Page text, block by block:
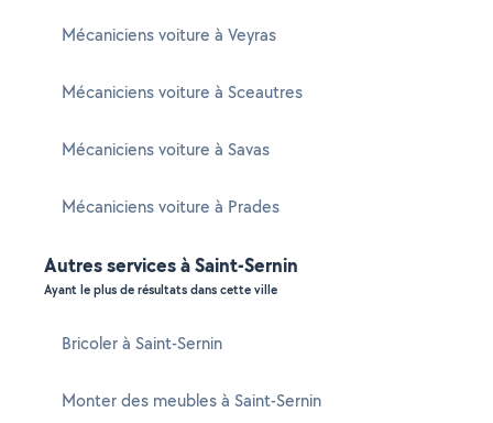
Mécaniciens voiture à Veyras
Mécaniciens voiture à Sceautres
Mécaniciens voiture à Savas
Mécaniciens voiture à Prades
Autres services à Saint-Sernin
Ayant le plus de résultats dans cette ville
Bricoler à Saint-Sernin
Monter des meubles à Saint-Sernin